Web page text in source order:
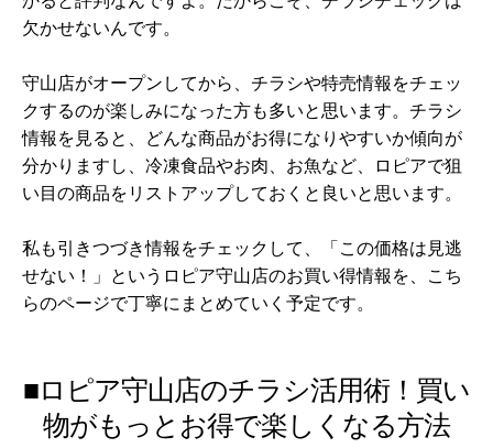
欠かせないんです。
守山店がオープンしてから、チラシや特売情報をチェッ
クするのが楽しみになった方も多いと思います。チラシ
情報を見ると、どんな商品がお得になりやすいか傾向が
分かりますし、冷凍食品やお肉、お魚など、ロピアで狙
い目の商品をリストアップしておくと良いと思います。
私も引きつづき情報をチェックして、「この価格は見逃
せない！」というロピア守山店のお買い得情報を、こち
らのページで丁寧にまとめていく予定です。
■ロピア守山店のチラシ活用術！買い
物がもっとお得で楽しくなる方法